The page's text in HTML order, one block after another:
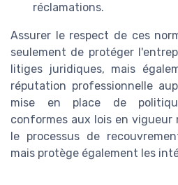
réclamations.
Assurer le respect de ces
seulement de protéger
litiges juridiques, mais
réputation professionnelle
mise en place de
conformes aux lois en vigueur
le processus de
mais protège également les